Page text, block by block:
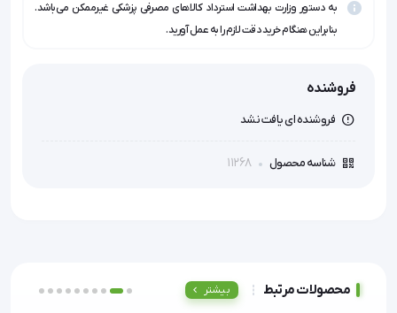
به دستور وزارت بهداشت استرداد کالاهای مصرفی پزشکی غیرممکن می‌باشد.
بنابراین هنگام خرید دقت لازم را به عمل آورید.
فروشنده
فروشنده ای یافت نشد
شناسه محصول 11268
محصولات مرتبط بیشتر